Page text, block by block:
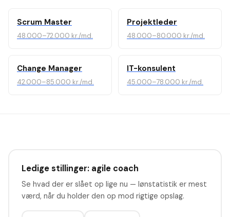
Scrum Master
48.000–72.000 kr./md.
Projektleder
48.000–80.000 kr./md.
Change Manager
42.000–85.000 kr./md.
IT-konsulent
45.000–78.000 kr./md.
Ledige stillinger: agile coach
Se hvad der er slået op lige nu — lønstatistik er mest
værd, når du holder den op mod rigtige opslag.